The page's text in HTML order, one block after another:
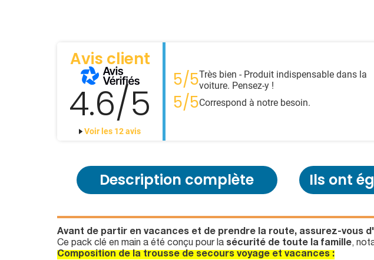
Avis client
4.6/5
Voir les 12 avis
5/5Très bien - Produit indispensable dans la
voiture. Pensez-y !
5/5Correspond à notre besoin.
Description complète Ils ont
Avant de partir en vacances et de prendre la route, assurez-vous
Ce pack clé en main a été conçu pour la sécurité de toute la famille,
Composition de la trousse de secours voyage et vacances :